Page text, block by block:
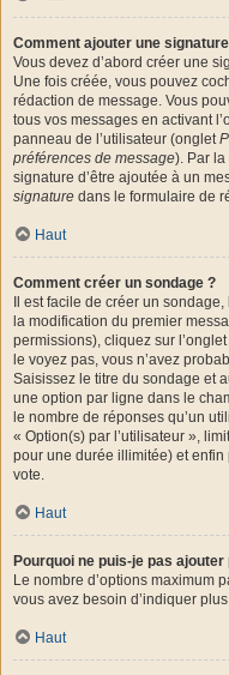
Comment ajouter une
Vous devez d’abord créer une
Une fois créée, vous pouvez
rédaction de message. Vous
tous vos messages en activant
panneau de l’utilisateur (onglet
préférences de message). Par
signature d’être ajoutée à un
signature dans le formulaire de
Haut
Comment créer un sondage ?
Il est facile de créer un
la modification du premier
permissions), cliquez sur l’onglet
le voyez pas, vous n’avez
Saisissez le titre du sondage et
une option par ligne dans le
le nombre de réponses qu’un
« Option(s) par l’utilisateur »,
pour une durée illimitée) et
vote.
Haut
Pourquoi ne puis-je pas ajouter
Le nombre d’options maximum
vous avez besoin d’indiquer
Haut